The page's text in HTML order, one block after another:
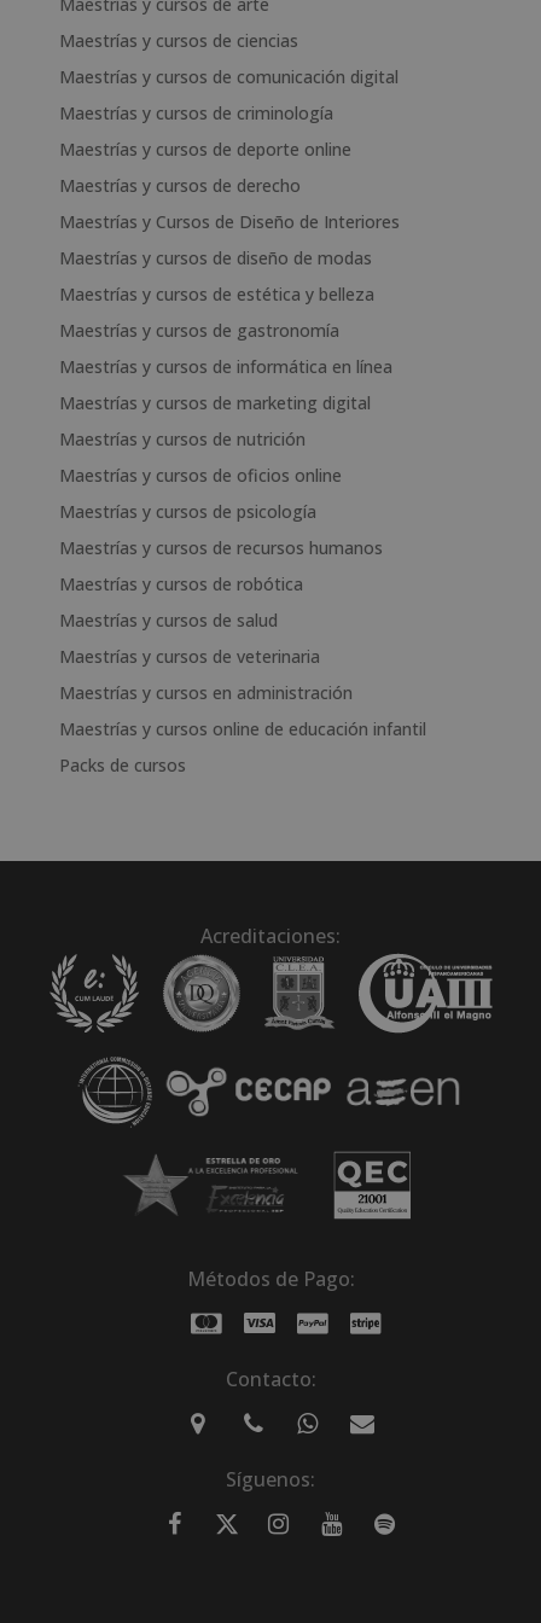
Maestrías y cursos de arte
Maestrías y cursos de ciencias
Maestrías y cursos de comunicación digital
Maestrías y cursos de criminología
Maestrías y cursos de deporte online
Maestrías y cursos de derecho
Maestrías y Cursos de Diseño de Interiores
Maestrías y cursos de diseño de modas
Maestrías y cursos de estética y belleza
Maestrías y cursos de gastronomía
Maestrías y cursos de informática en línea
Maestrías y cursos de marketing digital
Maestrías y cursos de nutrición
Maestrías y cursos de oficios online
Maestrías y cursos de psicología
Maestrías y cursos de recursos humanos
Maestrías y cursos de robótica
Maestrías y cursos de salud
Maestrías y cursos de veterinaria
Maestrías y cursos en administración
Maestrías y cursos online de educación infantil
Packs de cursos
Acreditaciones:
Métodos de Pago:
Contacto:
Síguenos: